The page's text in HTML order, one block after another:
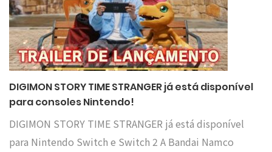
DIGIMON STORY TIME STRANGER já está disponível
para consoles Nintendo!
DIGIMON STORY TIME STRANGER já está disponível
para Nintendo Switch e Switch 2 A Bandai Namco